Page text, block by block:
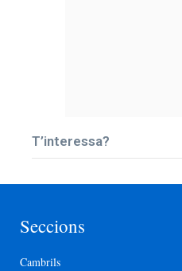
T’interessa?
Seccions
Cambrils